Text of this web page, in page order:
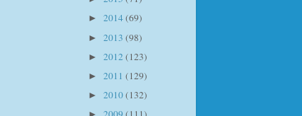
► 2014(69)
► 2013 (98)
► 2012 (123)
► 2011 (129)
► 2010(132)